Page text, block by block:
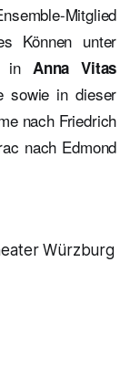
Mitglied
Können unter
in Anna Vitas
sowie in dieser
nach Friedrich
nach Edmond
Würzburg